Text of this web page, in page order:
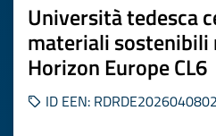
Università tedesca
materiali sostenibili
Horizon Europe CL6
ID EEN: